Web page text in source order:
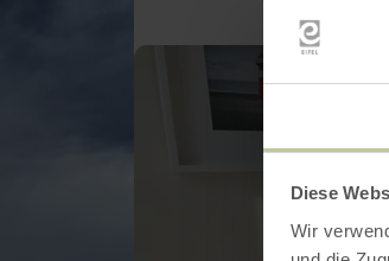
Diese
Wir